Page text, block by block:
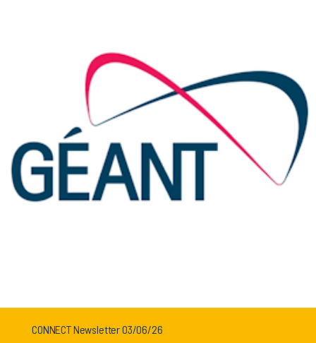
CONNECT Newsletter 03/06/26